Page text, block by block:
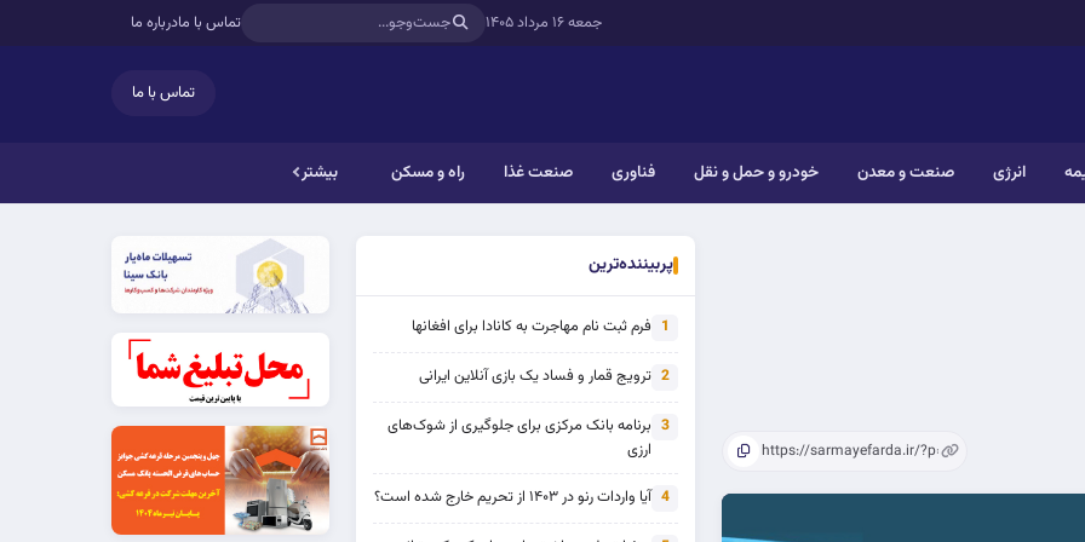
جمعه ۱۶ مرداد ۱۴۰۵ تماس با مادرباره ما
تماس با ما
انرژی صنعت و معدن خودرو و حمل و نقل فناوری صنعت غذا راه و مسکن بیشتر
پربیننده‌ترین
1 فرم ثبت نام مهاجرت به کانادا برای افغانها
2 ترویج قمار و فساد یک بازی آنلاین ایرانی
3 برنامه بانک مرکزی برای جلوگیری از شوک‌های
ارزی
4 آیا واردات رنو در ۱۴۰۳ از تحریم خارج شده است؟